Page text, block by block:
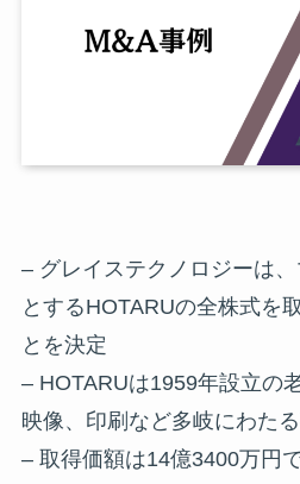
– グレイステクノロジーは
とするHOTARUの全株式を
とを決定
– HOTARUは1959年設立の
映像、印刷など多岐にわた
– 取得価額は14億3400万円